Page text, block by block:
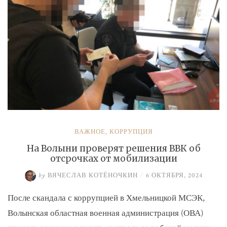
ВАЖНОЕ, КОРРУПЦИЯ
На Волыни проверят решения ВВК об
отсрочках от мобилизации
by ВЯЧЕСЛАВ КОТЁНОЧКИН / 6 ОКТЯБРЯ, 2024
После скандала с коррупцией в Хмельницкой МСЭК,
Волынская областная военная администрация (ОВА)